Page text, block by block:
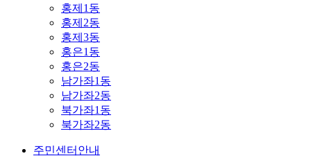
홍제1동
홍제2동
홍제3동
홍은1동
홍은2동
남가좌1동
남가좌2동
북가좌1동
북가좌2동
주민센터안내